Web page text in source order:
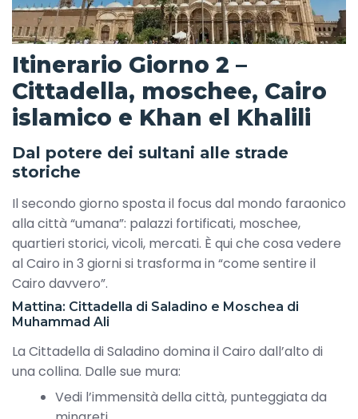
Itinerario Giorno 2 –
Cittadella, moschee, Cairo
islamico e Khan el Khalili
Dal potere dei sultani alle strade
storiche
Il secondo giorno sposta il focus dal mondo faraonico
alla città “umana”: palazzi fortificati, moschee,
quartieri storici, vicoli, mercati. È qui che cosa vedere
al Cairo in 3 giorni si trasforma in “come sentire il
Cairo davvero”.
Mattina: Cittadella di Saladino e Moschea di
Muhammad Ali
La Cittadella di Saladino domina il Cairo dall’alto di
una collina. Dalle sue mura:
Vedi l’immensità della città, punteggiata da